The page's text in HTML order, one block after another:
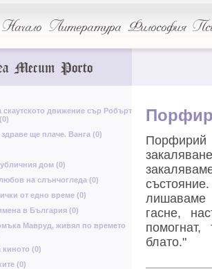
М
х
н
З
ь Я
о
ц
ф
Р
Начало Литература Философия
Mecum Porto
скаутското движение сър Робърт
ще плаче. Ванга (0)
дом (0)
на слънчогледа (0)
от едно време (0)
в България (0)
Мавруд, живял по времето
киното (0)
(0)
лишаваме
гасне,
блато."